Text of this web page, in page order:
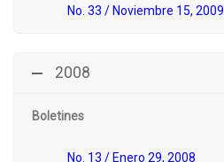
No. 33 / Noviembre 15, 2009
2008
Boletines
No. 13 / Enero 29, 2008